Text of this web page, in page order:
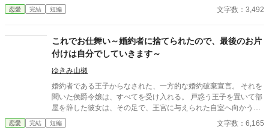
っ！私が婚約破棄ですって！？」 突然の事に驚きを隠せないシオ
ンだったが── 『…………それってそんなに重要なことかしら？
人しく出ていくシオンの内心を知る者は居なかった…………
恋愛 完結 短編 文字数：3,492
これでお仕舞い～婚約者に捨てられたので、最後のお片
付けは自分でしていきます～
ゆきみ山椒
婚約者である王子からなされた、一方的な婚約破棄宣言。 それを
聞いた侯爵令嬢は、すべてを受け入れる。 戸惑う王子を置いて部
屋を辞した彼女は、その足で、王宮に与えられた自室へ向かう。
たくさんの思い出が詰まったものたちを自分の手で「仕舞う」た
めに――。 ※この作品は、「小説家になろう」にも掲載していま
恋愛 完結 短編 文字数：6,165